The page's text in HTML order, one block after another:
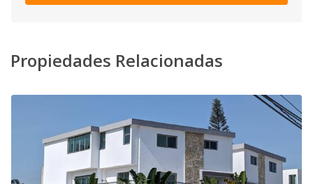
Propiedades Relacionadas